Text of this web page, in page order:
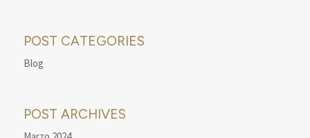
POST CATEGORIES
Blog
POST ARCHIVES